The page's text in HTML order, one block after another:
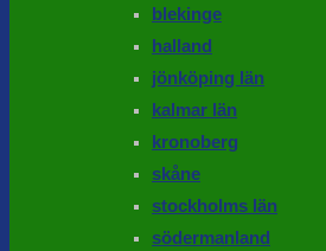
blekinge
halland
jönköping län
kalmar län
kronoberg
skåne
stockholms län
södermanland